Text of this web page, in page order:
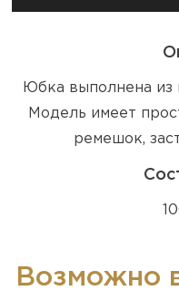
Юбка выполнена из
Модель имеет
ремешок,
Возможно